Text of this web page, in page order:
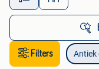
Filters Antiek